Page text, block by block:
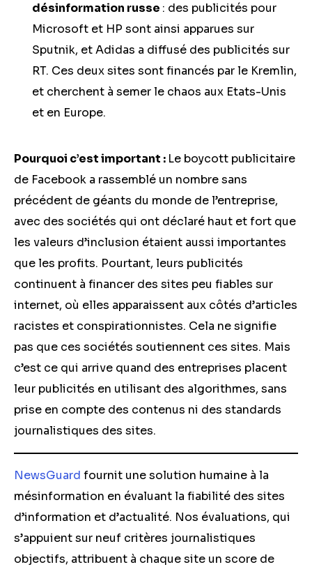
désinformation russe : des publicités pour
Microsoft et HP sont ainsi apparues sur
Sputnik, et Adidas a diffusé des publicités sur
RT. Ces deux sites sont financés par le Kremlin,
et cherchent à semer le chaos aux Etats-Unis
et en Europe.
Pourquoi c’est important : Le boycott publicitaire
de Facebook a rassemblé un nombre sans
précédent de géants du monde de l’entreprise,
avec des sociétés qui ont déclaré haut et fort que
les valeurs d’inclusion étaient aussi importantes
que les profits. Pourtant, leurs publicités
continuent à financer des sites peu fiables sur
internet, où elles apparaissent aux côtés d’articles
racistes et conspirationnistes. Cela ne signifie
pas que ces sociétés soutiennent ces sites. Mais
c’est ce qui arrive quand des entreprises placent
leur publicités en utilisant des algorithmes, sans
prise en compte des contenus ni des standards
journalistiques des sites.
NewsGuard fournit une solution humaine à la
mésinformation en évaluant la fiabilité des sites
d’information et d’actualité. Nos évaluations, qui
s’appuient sur neuf critères journalistiques
objectifs, attribuent à chaque site un score de